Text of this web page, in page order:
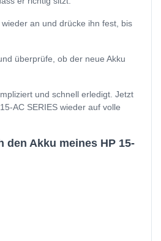
an und drücke ihn fest, bis
überprüfe, ob der neue Akku
und schnell erledigt. Jetzt
AC SERIES wieder auf volle
den Akku meines HP 15-